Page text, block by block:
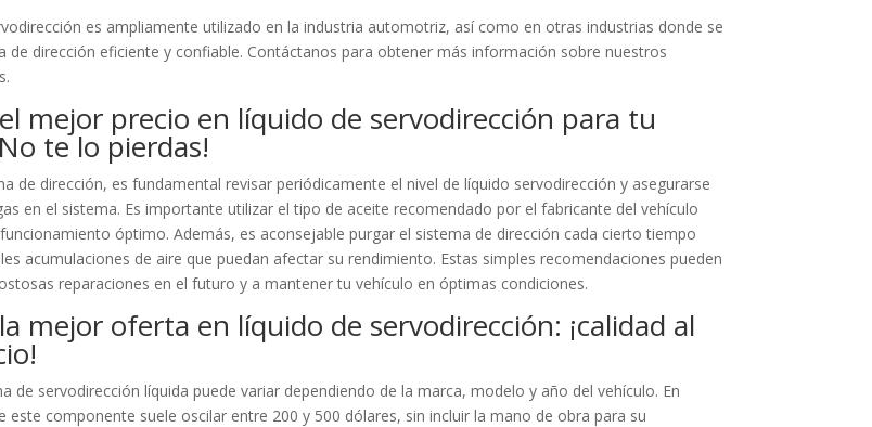
es ampliamente utilizado en la industria automotriz, así como en otras industrias donde se
de dirección eficiente y confiable. Contáctanos para obtener más información sobre nuestros
mejor precio en líquido de servodirección para tu
te lo pierdas!
de dirección, es fundamental revisar periódicamente el nivel de líquido servodirección y asegurarse
en el sistema. Es importante utilizar el tipo de aceite recomendado por el fabricante del vehículo
óptimo. Además, es aconsejable purgar el sistema de dirección cada cierto tiempo
acumulaciones de aire que puedan afectar su rendimiento. Estas simples recomendaciones pueden
reparaciones en el futuro y a mantener tu vehículo en óptimas condiciones.
mejor oferta en líquido de servodirección: ¡calidad al
de servodirección líquida puede variar dependiendo de la marca, modelo y año del vehículo. En
este componente suele oscilar entre 200 y 500 dólares, sin incluir la mano de obra para su